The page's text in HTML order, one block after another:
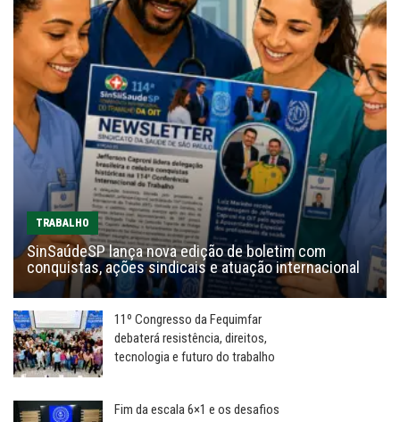
TRABALHO
SinSaúdeSP lança nova edição de boletim com
conquistas, ações sindicais e atuação internacional
11º Congresso da Fequimfar
debaterá resistência, direitos,
tecnologia e futuro do trabalho
Fim da escala 6×1 e os desafios